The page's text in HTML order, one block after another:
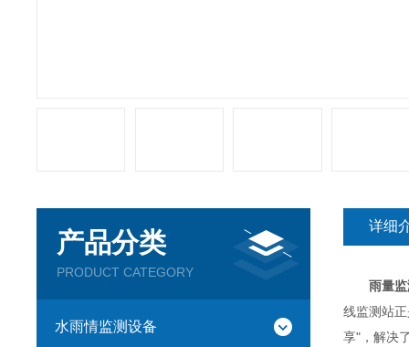
产品分类
PRODUCT CATEGORY
水雨情监测设备
详细
雨量
线监测站
享"，解决